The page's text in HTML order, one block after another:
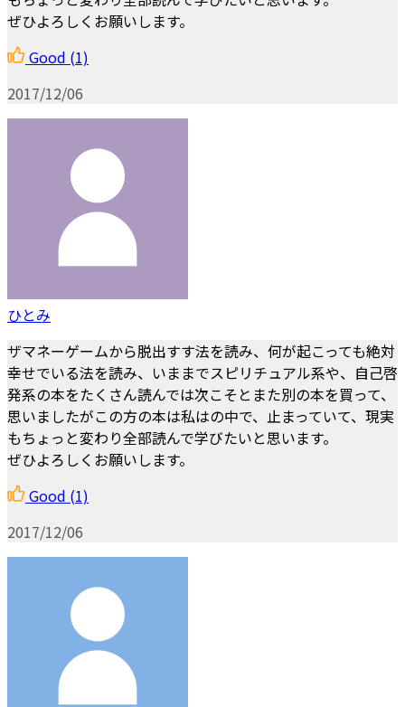
ぜひよろしくお願いします。
Good (1)
2017/12/06
ひとみ
ザマネーゲームから脱出すす法を読み、何が起こっても絶対
幸せでいる法を読み、いままでスピリチュアル系や、自己啓
発系の本をたくさん読んでは次こそとまた別の本を買って、
思いましたがこの方の本は私はの中で、止まっていて、現実
もちょっと変わり全部読んで学びたいと思います。
ぜひよろしくお願いします。
Good (1)
2017/12/06